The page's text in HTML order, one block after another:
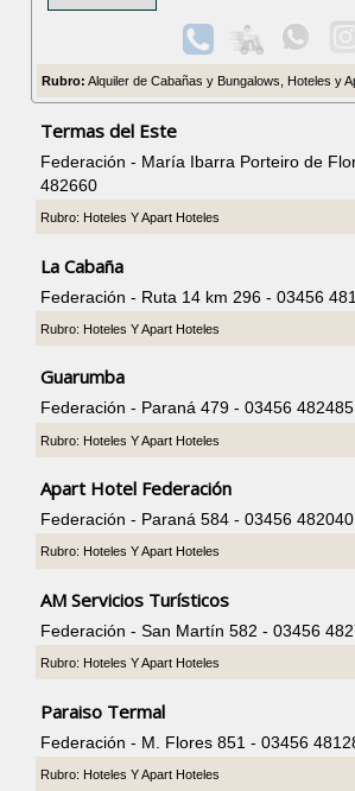
Rubro: Alquiler de Cabañas y Bungalows, Hoteles y
Termas del Este
Federación - María Ibarra Porteiro de
482660
Rubro: Hoteles Y Apart Hoteles
La Cabaña
Federación - Ruta 14 km 296 - 03456
Rubro: Hoteles Y Apart Hoteles
Guarumba
Federación - Paraná 479 - 03456 482485
Rubro: Hoteles Y Apart Hoteles
Apart Hotel Federación
Federación - Paraná 584 - 03456 482040
Rubro: Hoteles Y Apart Hoteles
AM Servicios Turísticos
Federación - San Martín 582 - 03456
Rubro: Hoteles Y Apart Hoteles
Paraiso Termal
Federación - M. Flores 851 - 03456
Rubro: Hoteles Y Apart Hoteles